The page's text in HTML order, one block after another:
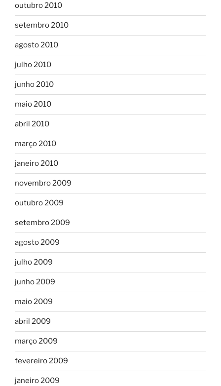
outubro 2010
setembro 2010
agosto 2010
julho 2010
junho 2010
maio 2010
abril 2010
março 2010
janeiro 2010
novembro 2009
outubro 2009
setembro 2009
agosto 2009
julho 2009
junho 2009
maio 2009
abril 2009
março 2009
fevereiro 2009
janeiro 2009